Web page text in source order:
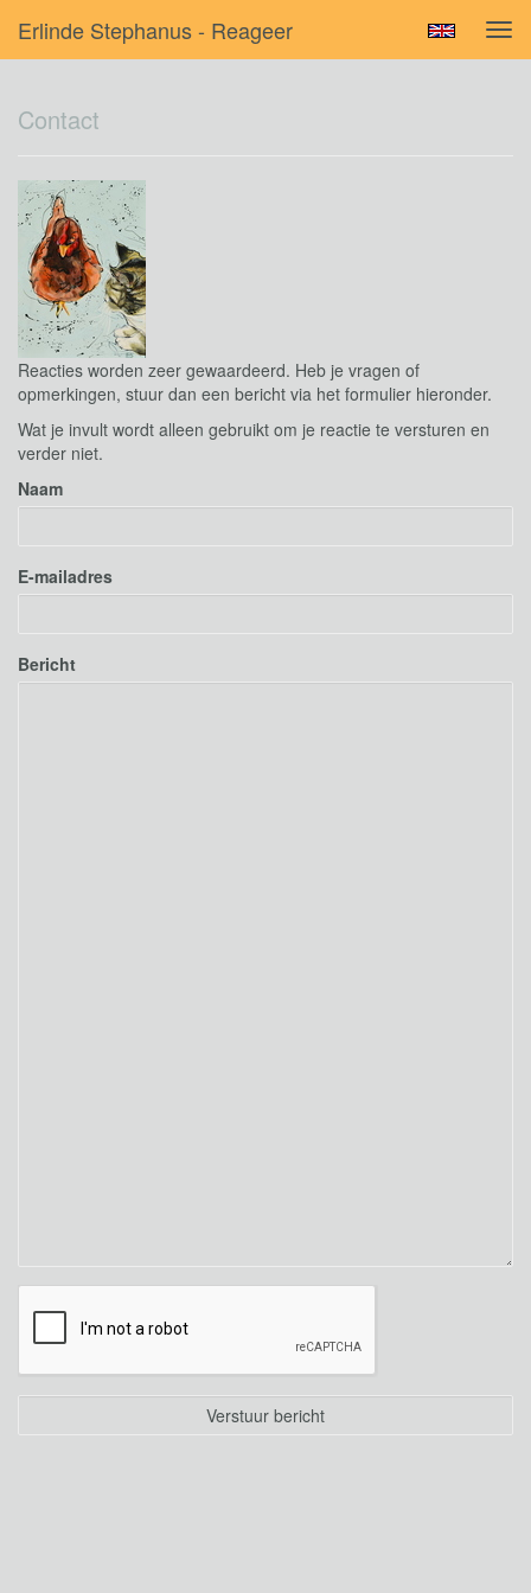
Erlinde Stephanus - Reageer
Contact
Reacties worden zeer gewaardeerd. Heb je vragen of
opmerkingen, stuur dan een bericht via het formulier hieronder.
Wat je invult wordt alleen gebruikt om je reactie te versturen en
verder niet.
Naam
E-mailadres
Bericht